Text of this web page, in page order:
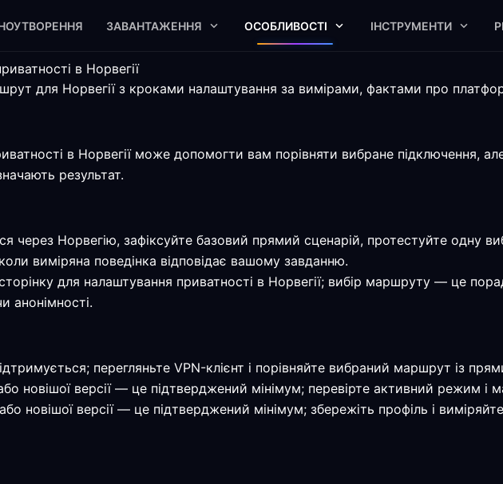
ЗАВАНТАЖЕННЯ ОСОБЛИВОСТІ ІНСТРУМЕНТИ
в Норвегії
для Норвегії з кроками налаштування за вимірами, фактами про
в Норвегії може допомогти вам порівняти вибране підключення, але
результат.
через Норвегію, зафіксуйте базовий прямий сценарій, протестуйте одну
виміряна поведінка відповідає вашому завданню.
для налаштування приватності в Норвегії; вибір маршруту — це
анонімності.
перегляньте VPN-клієнт і порівняйте вибраний маршрут із
новішої версії — це підтверджений мінімум; перевірте активний режим і
новішої версії — це підтверджений мінімум; збережіть профіль і